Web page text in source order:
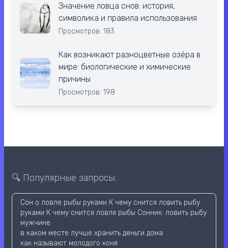
Значение ловца снов: история,
символика и правила использования
Просмотров: 183
Как возникают разноцветные озёра в
мире: биологические и химические
причины
Просмотров: 198
🔍 Популярные запросы:
Сон о ловле рыбы руками К чему снится ловить рыбу
руками К чему снится ловля рыбы Сонник: ловить рыбу
мужчине
в каком месте лучше хранить деньги дома
как называют молодого коня